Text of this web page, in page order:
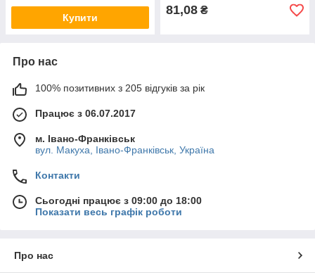
Купити
81,08 ₴
Про нас
100% позитивних з 205 відгуків за рік
Працює з 06.07.2017
м. Івано-Франківськ
вул. Макуха, Івано-Франківськ, Україна
Контакти
Сьогодні працює з 09:00 до 18:00
Показати весь графік роботи
Про нас